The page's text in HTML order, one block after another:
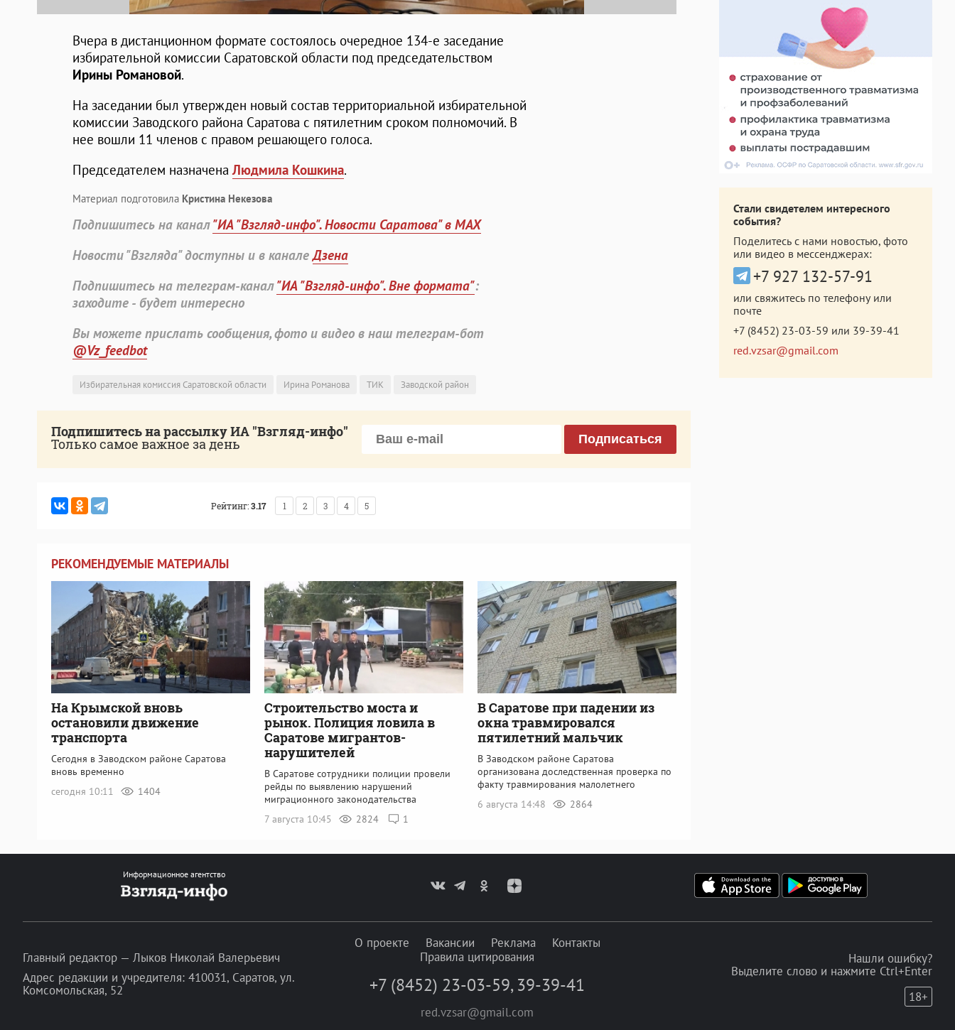
Вчера в дистанционном формате состоялось очередное 134-е заседание
избирательной комиссии Саратовской области под председательством
Ирины Романовой.
На заседании был утвержден новый состав территориальной избирательной
комиссии Заводского района Саратова с пятилетним сроком полномочий. В
нее вошли 11 членов с правом решающего голоса.
Председателем назначенаЛюдмила Кошкина.
Материал подготовила Кристина Некезова
Подпишитесь на канал"ИА "Взгляд-инфо". Новости Саратова" в MAX
Новости "Взгляда" доступны и в каналеДзена
Подпишитесь на телеграм-канал"ИА "Взгляд-инфо". Вне формата":
заходите - будет интересно
Вы можете прислать сообщения, фото и видео в наш телеграм-бот
@Vz_feedbot
Избирательная комиссия Саратовской области Ирина Романова ТИК Заводской район
Подпишитесь на рассылку ИА "Взгляд-инфо"
Только самое важное за день Подписаться
Рейтинг:3.17 1 2 3 4 5
РЕКОМЕНДУЕМЫЕ МАТЕРИАЛЫ
На Крымской вновь
остановили движение
транспорта
Сегодня в Заводском районе Саратова
вновь временно
сегодня 10:11
1404
Строительство моста и
рынок. Полиция ловила в
Саратове мигрантов-
нарушителей
В Саратове сотрудники полиции провели
рейды по выявлению нарушений
миграционного законодательства
7 августа 10:45
2824 1
В Саратове при падении из
окна травмировался
пятилетний мальчик
В Заводском районе Саратова
организована доследственная проверка по
факту травмирования малолетнего
6 августа 14:48
2864
Стали свидетелем интересного
события?
Поделитесь с нами новостью, фото
или видео в мессенджерах:
+7 927 132-57-91
или свяжитесь по телефону или
почте
+7 (8452) 23-03-59 или 39-39-41
red.vzsar@gmail.com
Информационное агентство
Главный редактор — Лыков Николай Валерьевич
Адрес редакции и учредителя: 410031, Саратов, ул.
Комсомольская, 52
О проекте Вакансии Реклама
Контакты
Правила цитирования
+7 (8452) 23-03-59, 39-39-41
red.vzsar@gmail.com
Нашли ошибку?
Выделите слово и нажмите Ctrl+Enter
18+